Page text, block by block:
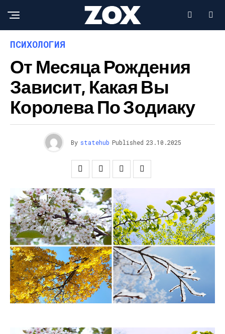
ПСИХОЛОГИЯ
От Месяца Рождения
Зависит, Какая Вы
Королева По Зодиаку
By statehub Published 23.10.2025